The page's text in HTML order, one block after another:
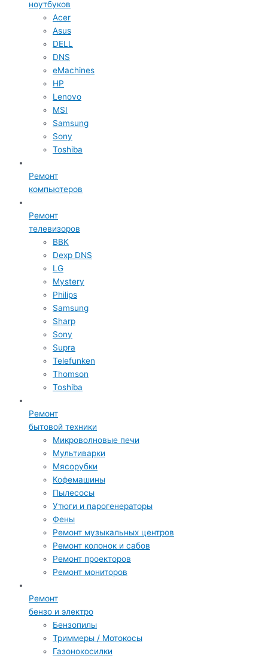
ноутбуков
Acer
Asus
DELL
DNS
eMachines
HP
Lenovo
MSI
Samsung
Sony
Toshiba
Ремонт
компьютеров
Ремонт
телевизоров
BBK
Dexp DNS
LG
Mystery
Philips
Samsung
Sharp
Sony
Supra
Telefunken
Thomson
Toshiba
Ремонт
бытовой техники
Микроволновые печи
Мультиварки
Мясорубки
Кофемашины
Пылесосы
Утюги и парогенераторы
Фены
Ремонт музыкальных центров
Ремонт колонок и сабов
Ремонт проекторов
Ремонт мониторов
Ремонт
бензо и электро
Бензопилы
Триммеры / Мотокосы
Газонокосилки